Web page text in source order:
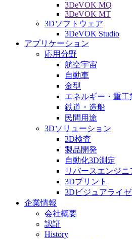
3DeVOK MQ
3DeVOK MT
3Dソフトウェア
3DeVOK Studio
アプリケーション
応用分野
航空宇宙
自動車
金型
エネルギー・重工
鉄道・造船
民間用途
3Dソリューション
3D検査
製品開発
自動化3D測定
リバースエンジニ
3Dプリント
3Dビジュアライ
企業情報
会社概要
認証
History